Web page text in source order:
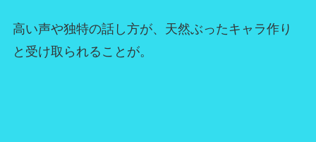
高い声や独特の話し方が、天然ぶったキャラ作り
と受け取られることが。